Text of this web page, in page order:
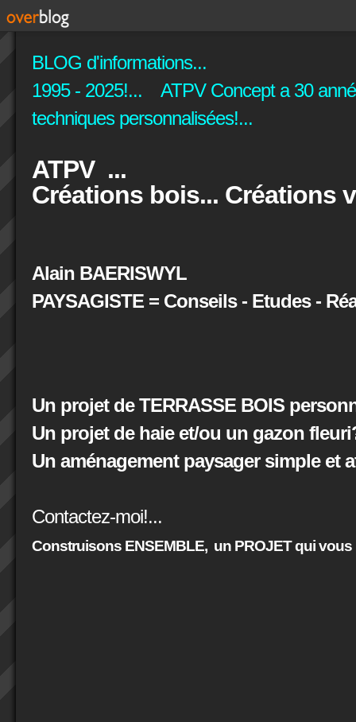
BLOG d'informations...
1995 - 2025!... ATPV Concept a 30
techniques personnalisées!...
ATPV ...
Créations bois... Créations
Alain BAERISWYL
PAYSAGISTE = Conseils - Etudes -
Un projet de TERRASSE BOIS
Un projet de haie et/ou un gazon
Un aménagement paysager simple et
Contactez-moi!...
Construisons ENSEMBLE, un PROJET qui vous